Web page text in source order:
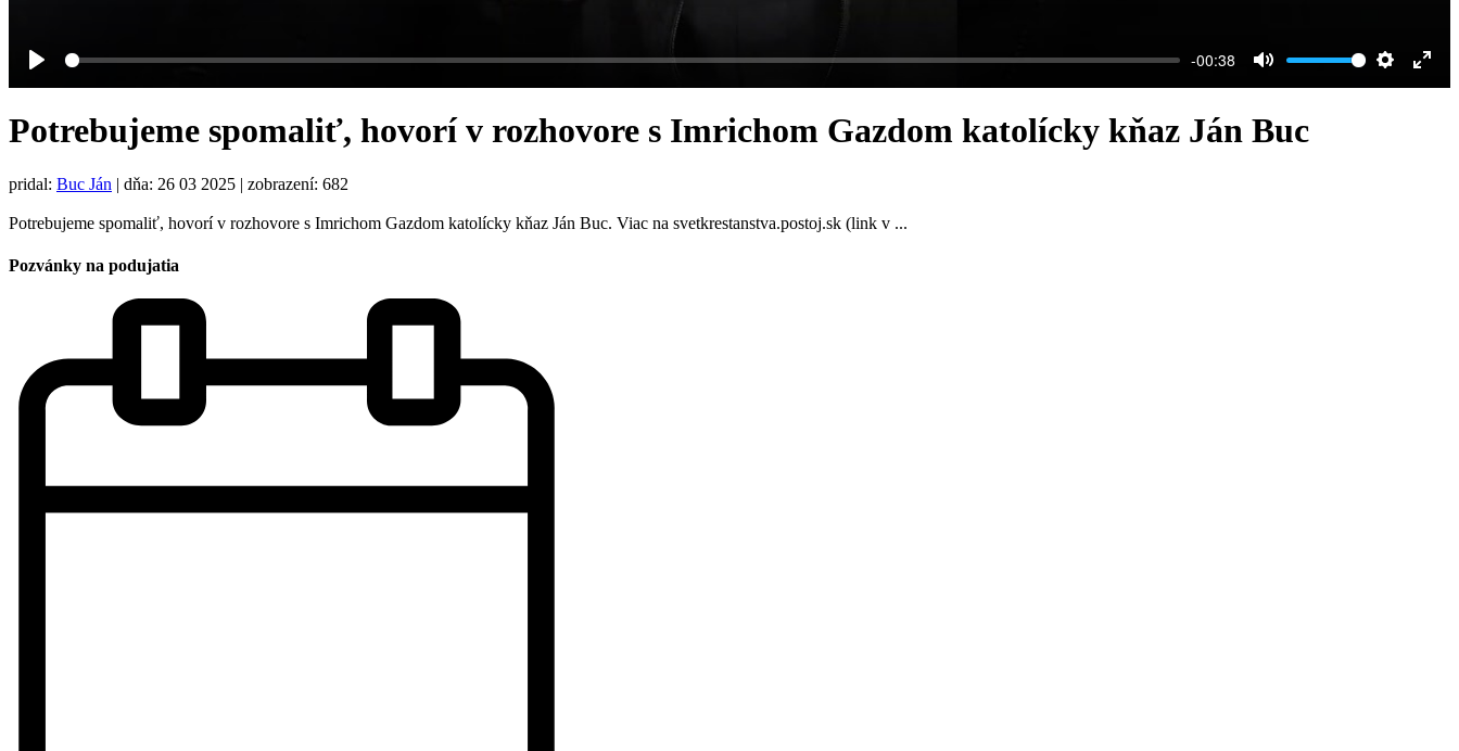
Play
-00:38
Mute Settings
Potrebujeme spomaliť, hovorí v rozhovore s Imrichom Gazdom katolícky kňaz Ján Buc
pridal: Buc Ján | dňa: 26 03 2025 | zobrazení: 682
Potrebujeme spomaliť, hovorí v rozhovore s Imrichom Gazdom katolícky kňaz Ján Buc. Viac na svetkrestanstva.postoj.sk (link v ...
Pozvánky na podujatia